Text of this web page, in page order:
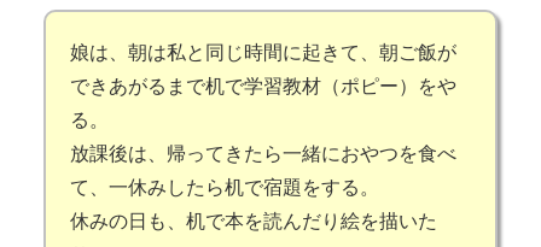
娘は、朝は私と同じ時間に起きて、朝ご飯が
できあがるまで机で学習教材（ポピー）をや
る。
放課後は、帰ってきたら一緒におやつを食べ
て、一休みしたら机で宿題をする。
休みの日も、机で本を読んだり絵を描いた